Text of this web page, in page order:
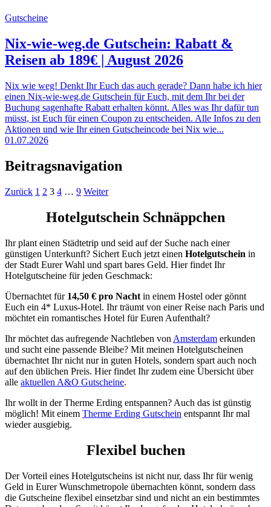
Gutscheine
Nix-wie-weg.de Gutschein: Rabatt &
Reisen ab 189€ | August 2026
Nix wie weg! Denkt Ihr Euch das auch gerade? Dann habe ich hier
einen Nix-wie-weg.de Gutschein für Euch, mit dem Ihr bei der
Buchung sagenhafte Rabatt erhalten könnt. Alles was Ihr dafür tun
müsst, ist Euch für einen Coupon zu entscheiden. Alle Infos zu den
Aktionen und wie Ihr einen Gutscheincode bei Nix wie...
01.07.2026
Beitragsnavigation
Zurück 1 2 3 4 … 9 Weiter
Hotelgutschein Schnäppchen
Ihr plant einen Städtetrip und seid auf der Suche nach einer
günstigen Unterkunft? Sichert Euch jetzt einen Hotelgutschein in
der Stadt Eurer Wahl und spart bares Geld. Hier findet Ihr
Hotelgutscheine für jeden Geschmack:
Übernachtet für14,50 € pro Nacht in einem Hostel oder gönnt
Euch ein 4* Luxus-Hotel. Ihr träumt von einer Reise nach Paris und
möchtet ein romantisches Hotel für Euren Aufenthalt?
Ihr möchtet das aufregende Nachtleben von Amsterdam erkunden
und sucht eine passende Bleibe? Mit meinen Hotelgutscheinen
übernachtet Ihr nicht nur in guten Hotels, sondern spart auch noch
auf den üblichen Preis. Hier findet Ihr zudem eine Übersicht über
alle aktuellen A&O Gutscheine.
Ihr wollt in der Therme Erding entspannen? Auch das ist günstig
möglich! Mit einem Therme Erding Gutschein entspannt Ihr mal
wieder ausgiebig.
Flexibel buchen
Der Vorteil eines Hotelgutscheins ist nicht nur, dass Ihr für wenig
Geld in Eurer Wunschmetropole übernachten könnt, sondern dass
die Gutscheine flexibel einsetzbar sind und nicht an ein bestimmtes